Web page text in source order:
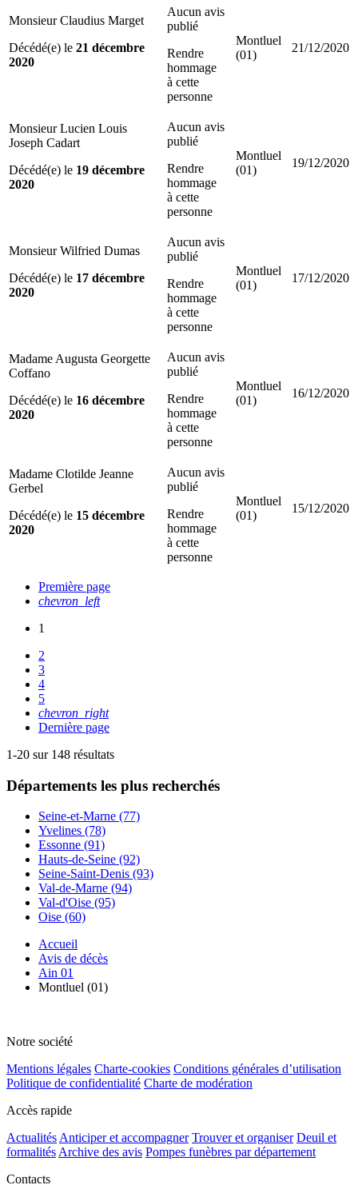
Monsieur Claudius Marget
Décédé(e) le 21 décembre
2020
Aucun avis
publié
Rendre
hommage
à cette
personne
Montluel
(01)
21/12/2020
Monsieur Lucien Louis
Joseph Cadart
Décédé(e) le 19 décembre
2020
Aucun avis
publié
Rendre
hommage
à cette
personne
Montluel
(01)
19/12/2020
Monsieur Wilfried Dumas
Décédé(e) le 17 décembre
2020
Aucun avis
publié
Rendre
hommage
à cette
personne
Montluel
(01)
17/12/2020
Madame Augusta Georgette
Coffano
Décédé(e) le 16 décembre
2020
Aucun avis
publié
Rendre
hommage
à cette
personne
Montluel
(01)
16/12/2020
Madame Clotilde Jeanne
Gerbel
Décédé(e) le 15 décembre
2020
Aucun avis
publié
Rendre
hommage
à cette
personne
Montluel
(01)
15/12/2020
Première page
chevron_left
1
2
3
4
5
chevron_right
Dernière page
1-20 sur 148 résultats
Départements les plus recherchés
Seine-et-Marne (77)
Yvelines (78)
Essonne (91)
Hauts-de-Seine (92)
Seine-Saint-Denis (93)
Val-de-Marne (94)
Val-d'Oise (95)
Oise (60)
Accueil
Avis de décès
Ain 01
Montluel (01)
Notre société
Mentions légales Charte-cookies Conditions générales d’utilisation
Politique de confidentialité Charte de modération
Accès rapide
Actualités Anticiper et accompagner Trouver et organiser Deuil et
formalités Archive des avis Pompes funèbres par département
Contacts